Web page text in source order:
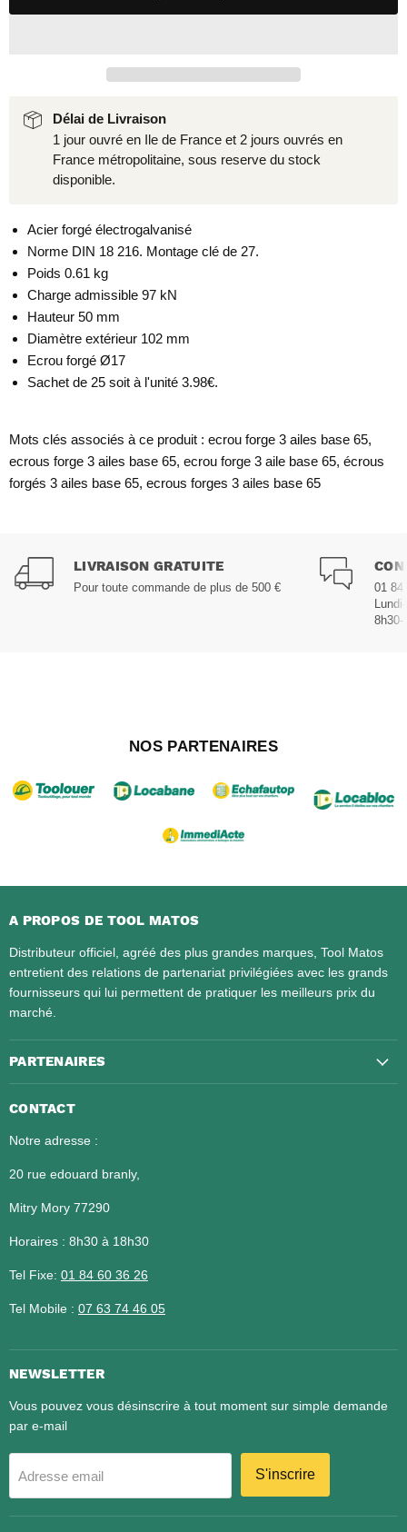
Délai de Livraison
1 jour ouvré en Ile de France et 2 jours ouvrés en
France métropolitaine, sous reserve du stock
disponible.
Acier forgé électrogalvanisé
Norme DIN 18 216. Montage clé de 27.
Poids 0.61 kg
Charge admissible 97 kN
Hauteur 50 mm
Diamètre extérieur 102 mm
Ecrou forgé Ø17
Sachet de 25 soit à l'unité 3.98€.
Mots clés associés à ce produit : ecrou forge 3 ailes base 65,
ecrous forge 3 ailes base 65, ecrou forge 3 aile base 65, écrous
forgés 3 ailes base 65, ecrous forges 3 ailes base 65
LIVRAISON GRATUITE
Pour toute commande de plus de 500 €
01 84
8h30-
NOS PARTENAIRES
A PROPOS DE TOOL MATOS
Distributeur officiel, agréé des plus grandes marques, Tool Matos
entretient des relations de partenariat privilégiées avec les grands
fournisseurs qui lui permettent de pratiquer les meilleurs prix du
marché.
PARTENAIRES
CONTACT
Notre adresse :
20 rue edouard branly,
Mitry Mory 77290
Horaires : 8h30 à 18h30
Tel Fixe: 01 84 60 36 26​​​​​​​
Tel Mobile : 07 63 74 46 05
NEWSLETTER
Vous pouvez vous désinscrire à tout moment sur simple demande
par e-mail
Adresse email S'inscrire